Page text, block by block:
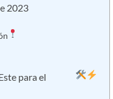
2023
para el